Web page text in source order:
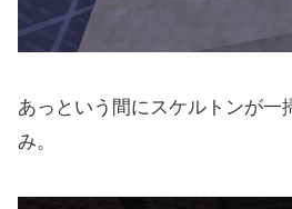
あっという間にスケルトンが一
み。